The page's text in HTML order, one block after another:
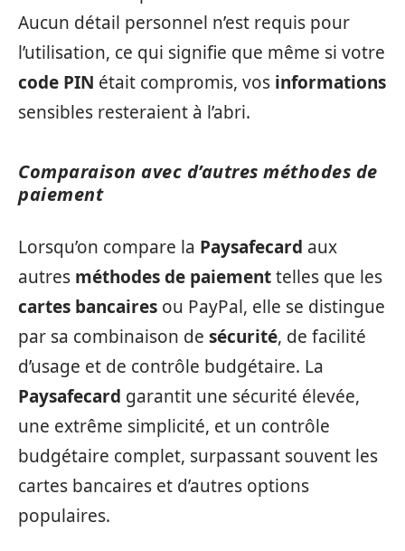
Aucun détail personnel n’est requis pour
l’utilisation, ce qui signifie que même si votre
code PIN était compromis, vos informations
sensibles resteraient à l’abri.
Comparaison avec d’autres méthodes de
paiement
Lorsqu’on compare la Paysafecard aux
autres méthodes de paiementtelles que les
cartes bancaires ou PayPal, elle se distingue
par sa combinaison de sécurité, de facilité
d’usage et de contrôle budgétaire. La
Paysafecard garantit une sécurité élevée,
une extrême simplicité, et un contrôle
budgétaire complet, surpassant souvent les
cartes bancaires et d’autres options
populaires.